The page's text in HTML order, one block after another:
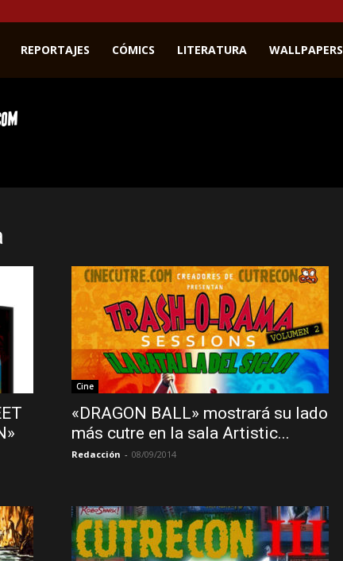
REPORTAJES CÓMICS LITERATURA WALLPAPERS
Cine
«DRAGON BALL» mostrará su lado
más cutre en la sala Artistic...
Redacción - 08/09/2014